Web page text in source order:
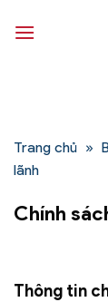
qua
Trang chủ »
lãnh
Chính
Thông tin